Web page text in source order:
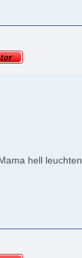
hell leuchten.